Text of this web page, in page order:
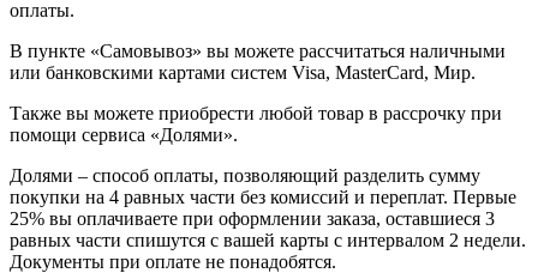
оплаты.
В пункте «Самовывоз» вы можете рассчитаться наличными
или банковскими картами систем Visa, MasterCard, Мир.
Также вы можете приобрести любой товар в рассрочку при
помощи сервиса «Долями».
Долями – способ оплаты, позволяющий разделить сумму
покупки на 4 равных части без комиссий и переплат. Первые
25% вы оплачиваете при оформлении заказа, оставшиеся 3
равных части спишутся с вашей карты с интервалом 2 недели.
Документы при оплате не понадобятся.